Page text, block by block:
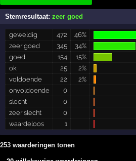
Stemresultaat:zeer goed
geweldig 472
46%
zeer goed
345
34%
goed
154
15%
ok
25
2%
voldoende
22
2%
onvoldoende
0
slecht
0
zeer slecht
0
waardeloos
1
253 waarderingen tonen